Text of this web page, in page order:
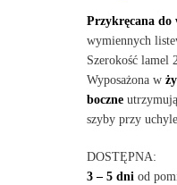
Przykręcana do
wymiennych
Szerokość lamel
Wyposażona w
boczne
szyby przy
DOSTĘPNA:
3 – 5 dniod